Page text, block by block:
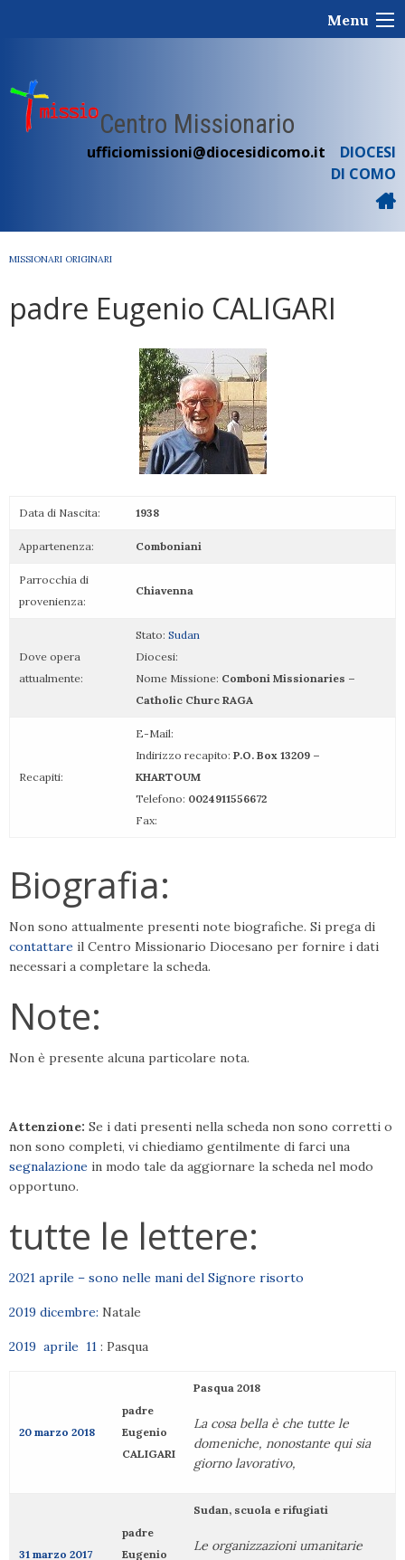
Menu
Centro Missionario
ufficiomissioni@diocesidicomo.it
DIOCESI
DI COMO
MISSIONARI ORIGINARI
padre Eugenio CALIGARI
Data di Nascita: 1938
Appartenenza: Comboniani
Parrocchia di
provenienza:
Chiavenna
Dove opera
attualmente:
Stato: Sudan
Diocesi:
Nome Missione: Comboni Missionaries –
Catholic Churc RAGA
Recapiti:
E-Mail:
Indirizzo recapito: P.O. Box 13209 –
KHARTOUM
Telefono: 0024911556672
Fax:
Biografia:
Non sono attualmente presenti note biografiche. Si prega di
contattare il Centro Missionario Diocesano per fornire i dati
necessari a completare la scheda.
Note:
Non è presente alcuna particolare nota.
Attenzione: Se i dati presenti nella scheda non sono corretti o
non sono completi, vi chiediamo gentilmente di farci una
segnalazione in modo tale da aggiornare la scheda nel modo
opportuno.
tutte le lettere:
2021 aprile – sono nelle mani del Signore risorto
2019 dicembre: Natale
2019 aprile 11 : Pasqua
20 marzo 2018
padre
Eugenio
CALIGARI
Pasqua 2018
La cosa bella è che tutte le
domeniche, nonostante qui sia
giorno lavorativo,
31 marzo 2017
padre
Eugenio
Sudan, scuola e rifugiati
Le organizzazioni umanitarie